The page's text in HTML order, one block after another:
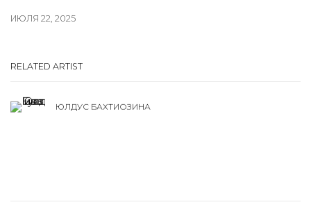
ИЮЛЯ 22, 2025
RELATED ARTIST
ЮЛДУС БАХТИОЗИНА